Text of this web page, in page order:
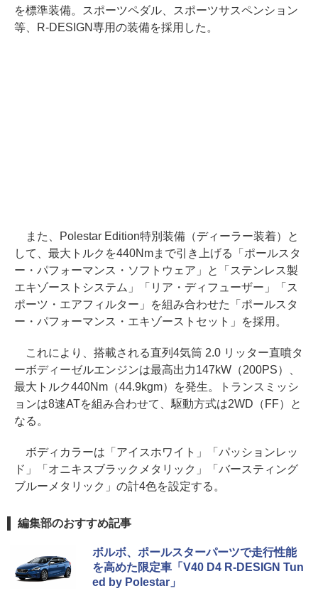
を標準装備。スポーツペダル、スポーツサスペンション
等、R-DESIGN専用の装備を採用した。
また、Polestar Edition特別装備（ディーラー装着）と
して、最大トルクを440Nmまで引き上げる「ポールスタ
ー・パフォーマンス・ソフトウェア」と「ステンレス製
エキゾーストシステム」「リア・ディフューザー」「ス
ポーツ・エアフィルター」を組み合わせた「ポールスタ
ー・パフォーマンス・エキゾーストセット」を採用。
これにより、搭載される直列4気筒 2.0 リッター直噴タ
ーボディーゼルエンジンは最高出力147kW（200PS）、
最大トルク440Nm（44.9kgm）を発生。トランスミッシ
ョンは8速ATを組み合わせて、駆動方式は2WD（FF）と
なる。
ボディカラーは「アイスホワイト」「パッションレッ
ド」「オニキスブラックメタリック」「バースティング
ブルーメタリック」の計4色を設定する。
編集部のおすすめ記事
ボルボ、ポールスターパーツで走行性能
を高めた限定車「V40 D4 R-DESIGN Tun
ed by Polestar」